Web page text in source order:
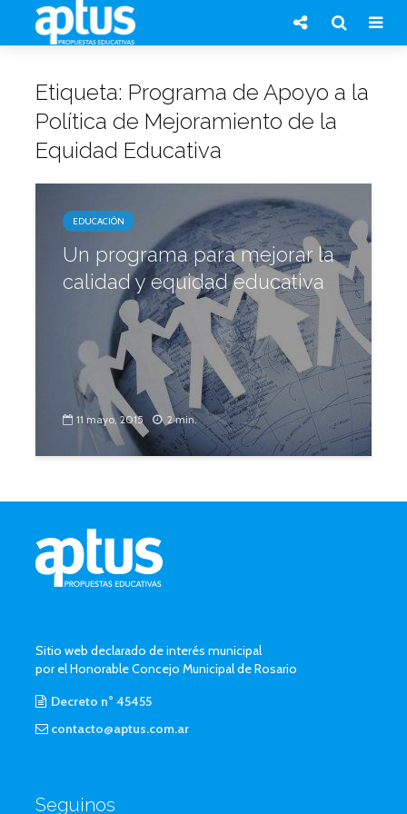
Etiqueta: Programa de Apoyo a la
Política de Mejoramiento de la
Equidad Educativa
EDUCACIÓN
Un programa para mejorar la
calidad y equidad educativa
11 mayo, 2015 2 min.
Sitio web declarado de interés municipal
por el Honorable Concejo Municipal de Rosario
Decreto n° 45455
contacto@aptus.com.ar
Seguinos